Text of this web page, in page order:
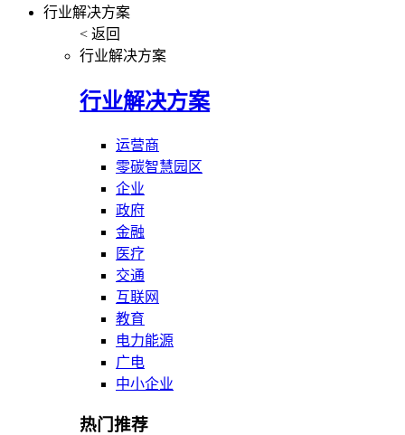
行业解决方案
< 返回
行业解决方案
行业解决方案
运营商
零碳智慧园区
企业
政府
金融
医疗
交通
互联网
教育
电力能源
广电
中小企业
热门推荐